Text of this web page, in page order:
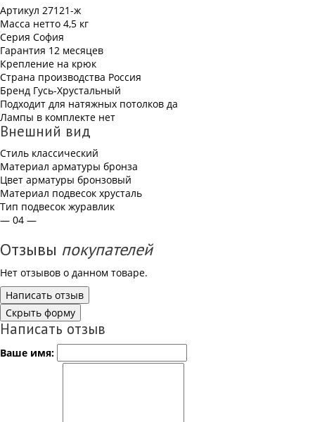
Артикул 27121-ж
Масса нетто 4,5 кг
Серия София
Гарантия 12 месяцев
Крепление на крюк
Страна производства Россия
Бренд Гусь-Хрустальный
Подходит для натяжных потолков да
Лампы в комплекте нет
Внешний вид
Стиль классический
Материал арматуры бронза
Цвет арматуры бронзовый
Материал подвесок хрусталь
Тип подвесок журавлик
— 04 —
Отзывы покупателей
Нет отзывов о данном товаре.
Написать отзыв
Скрыть форму
Написать отзыв
Ваше имя: